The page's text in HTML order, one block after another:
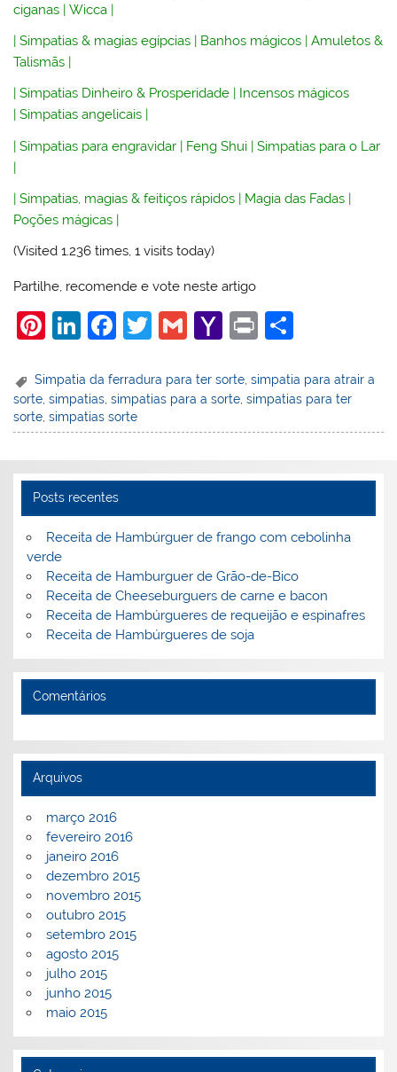
ciganas |Wicca |
|Simpatias & magias egípcias | Banhos mágicos |Amuletos &
Talismãs |
|Simpatias Dinheiro & Prosperidade | Incensos mágicos
|Simpatias angelicais |
|Simpatias para engravidar | Feng Shui |Simpatias para o Lar
|
|Simpatias, magias & feitiços rápidos | Magia das Fadas |
Poções mágicas |
(Visited 1.236 times, 1 visits today)
Partilhe, recomende e vote neste artigo
Pi
er
e
st
Li
k
e
dI
F
c
e
b
o
k
T
itt
er
G
ai
l
Y
h
o
o
l
Pr
t
ar
e
Simpatia da ferradura para ter sorte ,simpatia para atrair a
sorte ,simpatias ,simpatias para a sorte ,simpatias para ter
sorte ,simpatias sorte
Posts recentes
Receita de Hambúrguer de frango com cebolinha
verde
Receita de Hamburguer de Grão-de-Bico
Receita de Cheeseburguers de carne e bacon
Receita de Hambúrgueres de requeijão e espinafres
Receita de Hambúrgueres de soja
Comentários
Arquivos
março 2016
fevereiro 2016
janeiro 2016
dezembro 2015
novembro 2015
outubro 2015
setembro 2015
agosto 2015
julho 2015
junho 2015
maio 2015